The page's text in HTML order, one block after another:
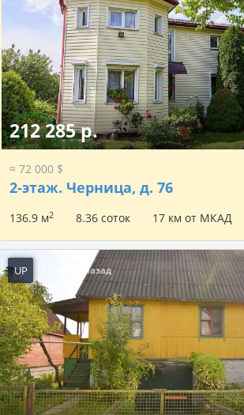
212 285 р.
≈ 72 000 $
2-этаж. Черница, д. 76
136.9 м2 8.36 соток 17 км от МКАД
UP 13 часов назад